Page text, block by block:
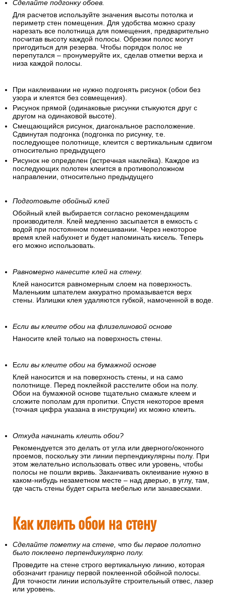
Сделайте подгонку обоев.
Для расчетов используйте значения высоты потолка и
периметр стен помещения. Для удобства можно сразу
нарезать все полотнища для помещения, предварительно
посчитав высоту каждой полосы. Обрезки полос могут
пригодиться для резерва. Чтобы порядок полос не
перепутался – пронумеруйте их, сделав отметки верха и
низа каждой полосы.
При наклеивании не нужно подгонять рисунок (обои без
узора и клеятся без совмещения).
Рисунок прямой (одинаковые рисунки стыкуются друг с
другом на одинаковой высоте).
Смещающийся рисунок, диагональное расположение.
Сдвинутая подгонка (подгонка по рисунку, т.е.
последующее полотнище, клеится с вертикальным сдвигом
относительно предыдущего
Рисунок не определен (встречная наклейка). Каждое из
последующих полотен клеится в противоположном
направлении, относительно предыдущего
Подготовьте обойный клей
Обойный клей выбирается согласно рекомендациям
производителя. Клей медленно засыпается в емкость с
водой при постоянном помешивании. Через некоторое
время клей набухнет и будет напоминать кисель. Теперь
его можно использовать.
Равномерно нанесите клей на стену.
Клей наносится равномерным слоем на поверхность.
Маленьким шпателем аккуратно промазывается верх
стены. Излишки клея удаляются губкой, намоченной в воде.
Если вы клеите обои на флизелиновой основе
Наносите клей только на поверхность стены.
Если вы клеите обои на бумажной основе
Клей наносится и на поверхность стены, и на само
полотнище. Перед поклейкой расстелите обои на полу.
Обои на бумажной основе тщательно смажьте клеем и
сложите пополам для пропитки. Спустя некоторое время
(точная цифра указана в инструкции) их можно клеить.
Откуда начинать клеить обои?
Рекомендуется это делать от угла или дверного/оконного
проемов, поскольку эти линии перпендикулярны полу. При
этом желательно использовать отвес или уровень, чтобы
полосы не пошли вкривь. Заканчивать оклеивание нужно в
каком-нибудь незаметном месте – над дверью, в углу, там,
где часть стены будет скрыта мебелью или занавесками.
Как клеить обои на стену
Сделайте пометку на стене, что бы первое полотно
было поклеено перпендикулярно полу.
Проведите на стене строго вертикальную линию, которая
обозначит границу первой поклеенной обойной полосы.
Для точности линии используйте строительный отвес, лазер
или уровень.